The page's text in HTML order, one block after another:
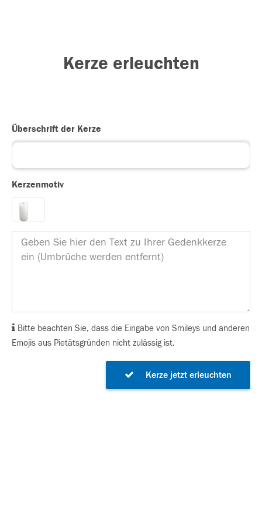
Kerze erleuchten
Überschrift der Kerze
Kerzenmotiv
Bitte beachten Sie, dass die Eingabe von Smileys und anderen
Emojis aus Pietätsgründen nicht zulässig ist.
Kerze jetzt erleuchten